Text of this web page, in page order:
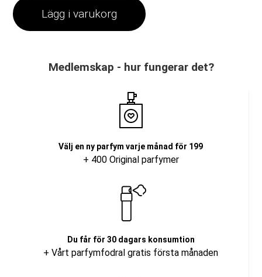
Lägg i varukorg
Medlemskap - hur fungerar det?
Välj en ny parfym varje månad för 199
+ 400 Original parfymer
Du får för 30 dagars konsumtion
+ Vårt parfymfodral gratis första månaden